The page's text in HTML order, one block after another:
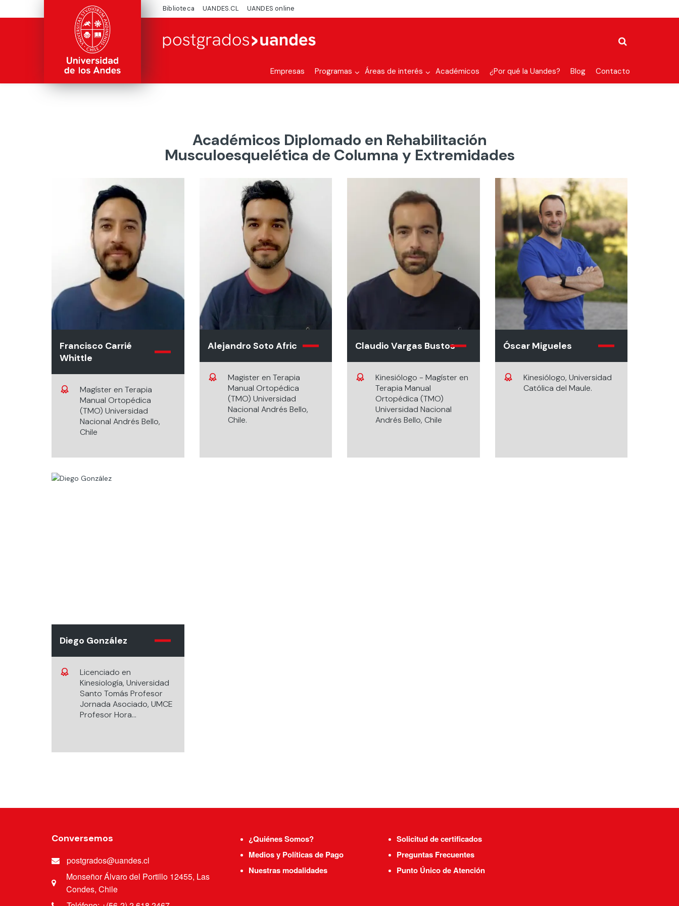
Biblioteca UANDES.CL UANDES online
Empresas Programas Áreas de interés Académicos ¿Por qué la Uandes? Blog Contacto
Académicos Diplomado en Rehabilitación
Musculoesquelética de Columna y Extremidades
Francisco Carrié
Whittle
Magíster en Terapia
Manual Ortopédica
(TMO) Universidad
Nacional Andrés Bello,
Chile
Alejandro Soto Afric
Magister en Terapia
Manual Ortopédica
(TMO) Universidad
Nacional Andrés Bello,
Chile.
Claudio Vargas Bustos
Kinesiólogo - Magíster en
Terapia Manual
Ortopédica (TMO)
Universidad Nacional
Andrés Bello, Chile
Óscar Migueles
Kinesiólogo, Universidad
Católica del Maule.
Diego González
Licenciado en
Kinesiología, Universidad
Santo Tomás Profesor
Jornada Asociado, UMCE
Profesor Hora
Conversemos
postgrados@uandes.cl
Monseñor Álvaro del Portillo 12455, Las
Condes, Chile
¿Quiénes Somos?
Medios y Políticas de Pago
Nuestras modalidades
Solicitud de certificados
Preguntas Frecuentes
Punto Único de Atención